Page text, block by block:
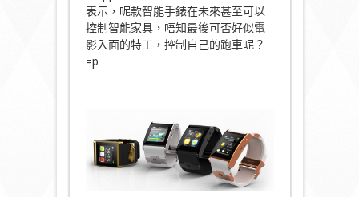
表示，呢款智能手錶在未來甚至可以
控制智能家具，唔知最後可否好似電
影入面的特工，控制自己的跑車呢？
=p